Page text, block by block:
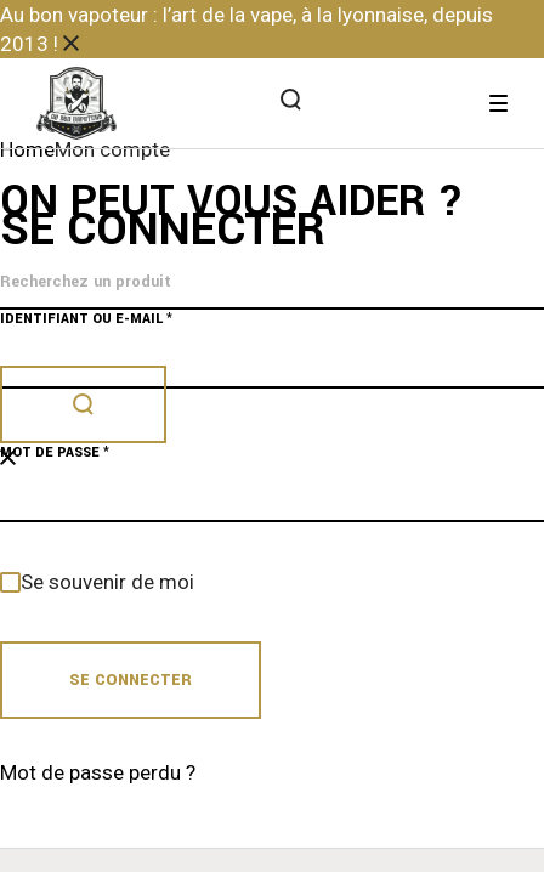
Skip
to
the
content
Au bon vapoteur : l’art de la vape, à la lyonnaise, depuis
2013 !
ON PEUT VOUS AIDER ?
HomeMon compte
SE CONNECTER
IDENTIFIANT OU E-MAIL*OBLIGATOIRE
MOT DE PASSE *OBLIGATOIRE
Se souvenir de moi
SE CONNECTER
Mot de passe perdu ?